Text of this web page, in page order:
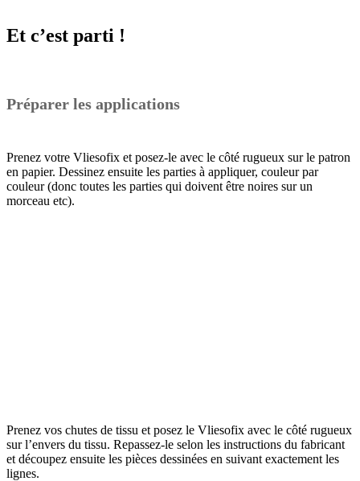
Et c’est parti !
Préparer les applications
Prenez votre Vliesofix et posez-le avec le côté rugueux sur le patron
en papier. Dessinez ensuite les parties à appliquer, couleur par
couleur (donc toutes les parties qui doivent être noires sur un
morceau etc).
Prenez vos chutes de tissu et posez le Vliesofix avec le côté rugueux
sur l’envers du tissu. Repassez-le selon les instructions du fabricant
et découpez ensuite les pièces dessinées en suivant exactement les
lignes.